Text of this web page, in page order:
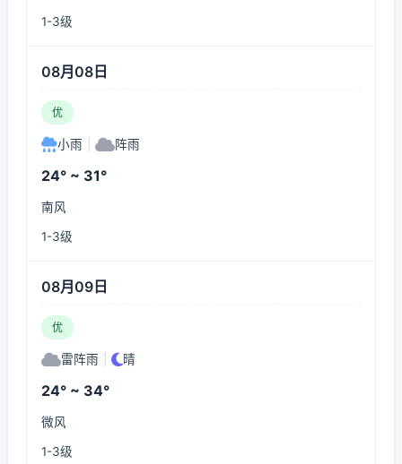
1-3级
08月08日
优
小雨 阵雨
24° ~ 31°
南风
1-3级
08月09日
优
雷阵雨 晴
24° ~ 34°
微风
1-3级